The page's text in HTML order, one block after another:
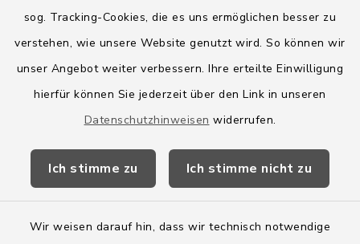
sog. Tracking-Cookies, die es uns ermöglichen besser zu
verstehen, wie unsere Website genutzt wird. So können wir
unser Angebot weiter verbessern. Ihre erteilte Einwilligung
hierfür können Sie jederzeit über den Link in unseren
Datenschutzhinweisen widerrufen.
Ich stimme zu Ich stimme nicht zu
Wir weisen darauf hin, dass wir technisch notwendige
Quicklinks
Amt Boostedt-Rickling
Amtsbroschüre
Wege-Zweckverband